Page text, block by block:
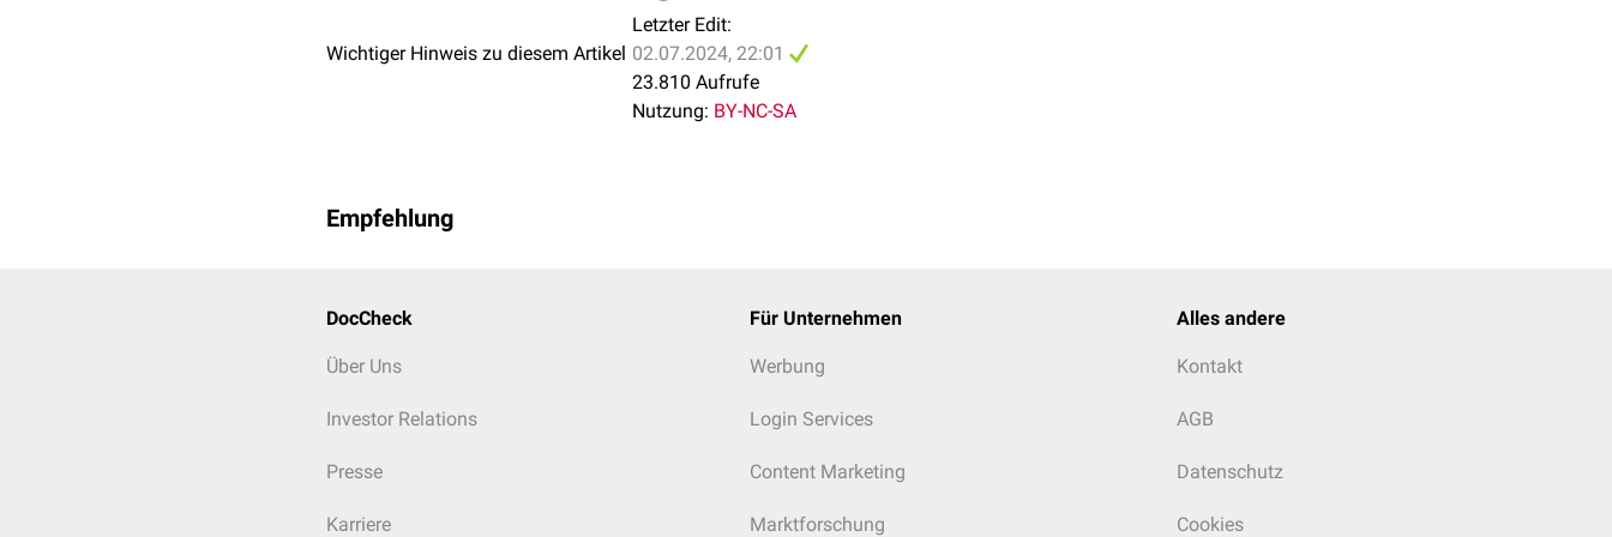
2
Xenon Xe
Wichtiger Hinweis zu diesem Artikel
Letzter Edit:
02.07.2024, 22:01
23.810 Aufrufe
Nutzung: BY-NC-SA
Empfehlung
DocCheck
Über Uns
Investor Relations
Presse
Karriere
Für Unternehmen
Werbung
Login Services
Content Marketing
Marktforschung
Alles andere
Kontakt
AGB
Datenschutz
Cookies